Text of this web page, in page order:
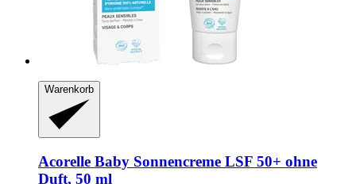
Warenkorb
Acorelle Baby Sonnencreme LSF 50+ ohne
Duft, 50 ml